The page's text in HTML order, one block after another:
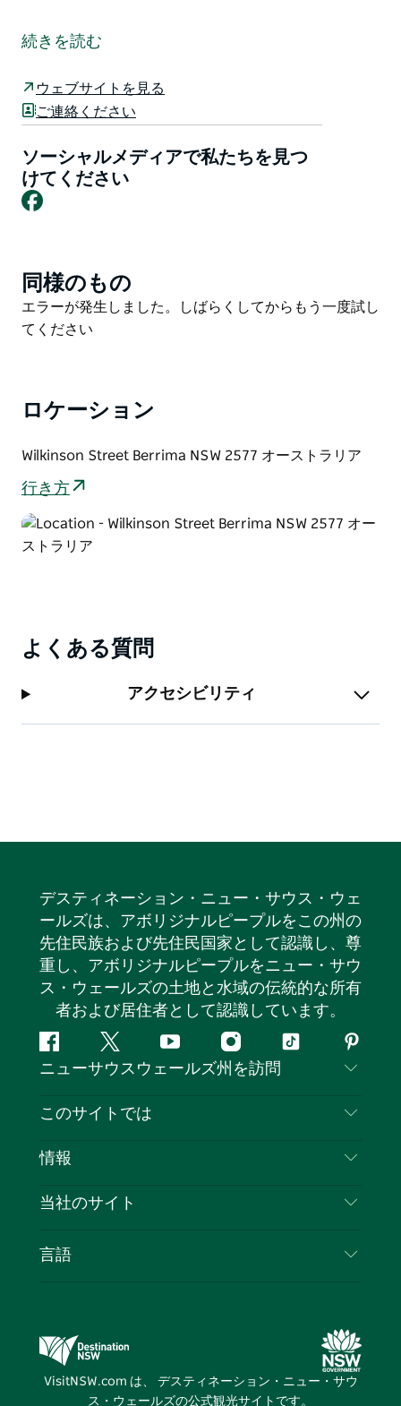
探検と拡張の時代である1830年代に設立されました。
1829年、測量総監のトーマス・ミッチェル少佐は、グ
リビー川に架かる現在の橋の近くに陣取りました。彼は
バーク総督に理想的な町の場所があると助言し、測量士
認されました。
ベリマは、オーストラリア本土で最もよく保存されたジ
1867年に鉄道が村を迂回したことで、その時代は突然
終わりを迎えました。その後100年間、村の開発はほと
んど、あるいは全く行われませんでした。しかし、ここ
遺産一覧については、ウェブサイトをご覧ください。
続きを読む
ウェブサイトを見る
ご連絡ください
ソーシャルメディアで私たちを見つ
けてください
Facebook
Product
List
同様のもの
Product
List
エラーが発生しました。しばらくしてからもう一度試し
てください
ロケーション
Wilkinson Street Berrima NSW 2577 オーストラリア
行き方
よくある質問
アクセシビリティ
デスティネーション・ニュー・サウス・ウェ
ールズは、アボリジナルピープルをこの州の
先住民族および先住民国家として認識し、尊
重し、アボリジナルピープルをニュー・サウ
ス・ウェールズの土地と水域の伝統的な所有
者および居住者として認識しています。
フ
ェ
ス
ッ
ツ
イ
タ
ユ
ー
イ
ン
テ
ピ
ン
レ
ト
ニューサウスウェールズ州を訪問
お問い合わせ
クッキーに関する通知
このサイトでは
目的地
イベント
情報
旅行情報
NSWでのビジネス
当社のサイト
デスティネーション・ニュー・サウス・ウェール
ズメディアセンター
言語
VisitNSW.com は、 デスティネーション・ニュー・サウ
ス・ウェールズの公式観光サイトです。